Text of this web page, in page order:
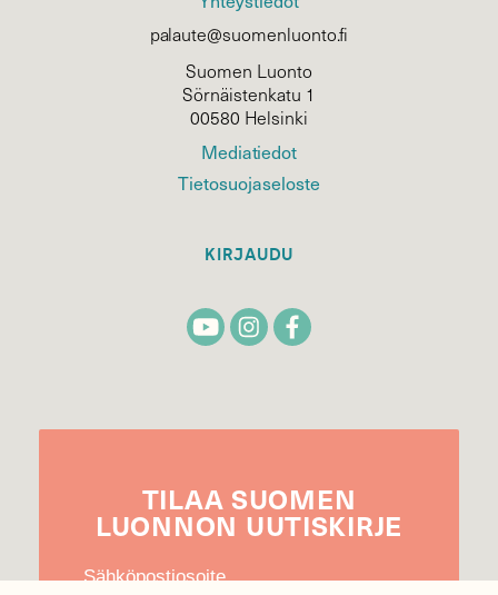
palaute@suomenluonto.fi
Suomen Luonto
Sörnäistenkatu 1
00580 Helsinki
Mediatiedot
Tietosuojaseloste
KIRJAUDU
TILAA SUOMEN
LUONNON UUTIS­KIRJE
Sähköpostiosoite